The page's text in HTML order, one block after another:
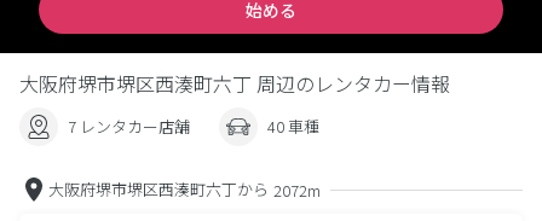
始める
大阪府堺市堺区西湊町六丁 周辺のレンタカー情報
7 レンタカー店舗 40 車種
大阪府堺市堺区西湊町六丁から 2072m